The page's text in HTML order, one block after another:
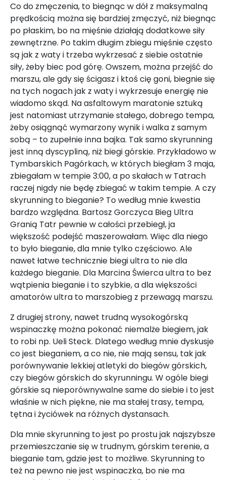
Co do zmęczenia, to biegnąc w dół z maksymalną
prędkością można się bardziej zmęczyć, niż biegnąc
po płaskim, bo na mięśnie działają dodatkowe siły
zewnętrzne. Po takim długim zbiegu mięśnie często
są jak z waty i trzeba wykrzesać z siebie ostatnie
siły, żeby biec pod górę. Owszem, można przejść do
marszu, ale gdy się ścigasz i ktoś cię goni, biegnie się
na tych nogach jak z waty i wykrzesuje energię nie
wiadomo skąd. Na asfaltowym maratonie sztuką
jest natomiast utrzymanie stałego, dobrego tempa,
żeby osiągnąć wymarzony wynik i walka z samym
sobą – to zupełnie inna bajka. Tak samo skyrunning
jest inną dyscypliną, niż biegi górskie. Przykładowo w
Tymbarskich Pagórkach, w których biegłam 3 maja,
zbiegałam w tempie 3:00, a po skałach w Tatrach
raczej nigdy nie będę zbiegać w takim tempie. A czy
skyrunning to bieganie? To według mnie kwestia
bardzo względna. Bartosz Gorczyca Bieg Ultra
Granią Tatr pewnie w całości przebiegł, ja
większość podejść maszerowałam. Więc dla niego
to było bieganie, dla mnie tylko częściowo. Ale
nawet łatwe technicznie biegi ultra to nie dla
każdego bieganie. Dla Marcina Świerca ultra to bez
wątpienia bieganie i to szybkie, a dla większości
amatorów ultra to marszobieg z przewagą marszu.
Z drugiej strony, nawet trudną wysokogórską
wspinaczkę można pokonać niemalże biegiem, jak
to robi np. Ueli Steck. Dlatego według mnie dyskusje
co jest bieganiem, a co nie, nie mają sensu, tak jak
porównywanie lekkiej atletyki do biegów górskich,
czy biegów górskich do skyrunningu. W ogóle biegi
górskie są nieporównywalne same do siebie i to jest
właśnie w nich piękne, nie ma stałej trasy, tempa,
tętna i życiówek na różnych dystansach.
Dla mnie skyrunning to jest po prostu jak najszybsze
przemieszczanie się w trudnym, górskim terenie, a
bieganie tam, gdzie jest to możliwe. Skyrunning to
też na pewno nie jest wspinaczka, bo nie ma